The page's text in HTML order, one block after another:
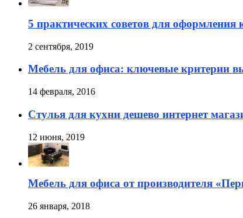
5 практических советов для
2 сентября, 2019
Мебель для офиса: ключевые критерии
14 февраля, 2016
Стулья для кухни дешево интернет
12 июня, 2019
Мебель для офиса от производителя
26 января, 2018